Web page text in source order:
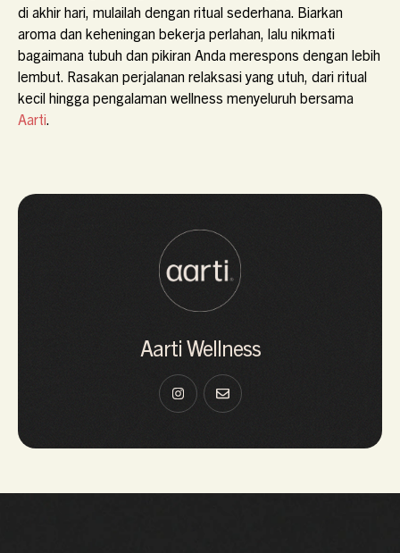
di akhir hari, mulailah dengan ritual sederhana. Biarkan
aroma dan keheningan bekerja perlahan, lalu nikmati
bagaimana tubuh dan pikiran Anda merespons dengan lebih
lembut. Rasakan perjalanan relaksasi yang utuh, dari ritual
kecil hingga pengalaman wellness menyeluruh bersama
Aarti.
Aarti Wellness